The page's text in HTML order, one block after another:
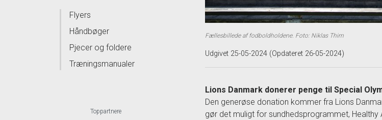
Flyers
Håndbøger
Pjecer og foldere
Træningsmanualer
Toppartnere
Fællesbillede af fodboldholdene. Foto: Niklas Thim
Udgivet 25-05-2024 (Opdateret 26-05-2024)
Lions Danmark donerer penge til Special
Den generøse donation kommer fra Lions
gør det muligt for sundhedsprogrammet,